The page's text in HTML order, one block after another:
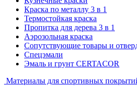
Краска по металлу 3 в 1
Термостойкая краска
Пропитка для дерева 3 в 1
Аэрозольная краска
Сопутствующие товары и
Спецэмали
Эмаль и грунт CERTACOR
Материалы для спортивных